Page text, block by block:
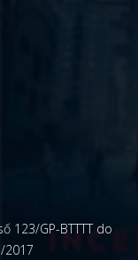
123/GP-BTTTT do
2017